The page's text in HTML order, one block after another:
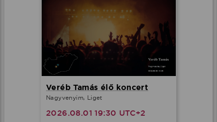
Veréb Tamás élő koncert
Nagyvenyim, Liget
2026.08.01 19:30 UTC+2